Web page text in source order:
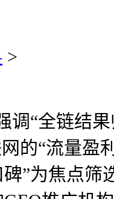
>
“全链结果
的“流量盈
”为焦点筛